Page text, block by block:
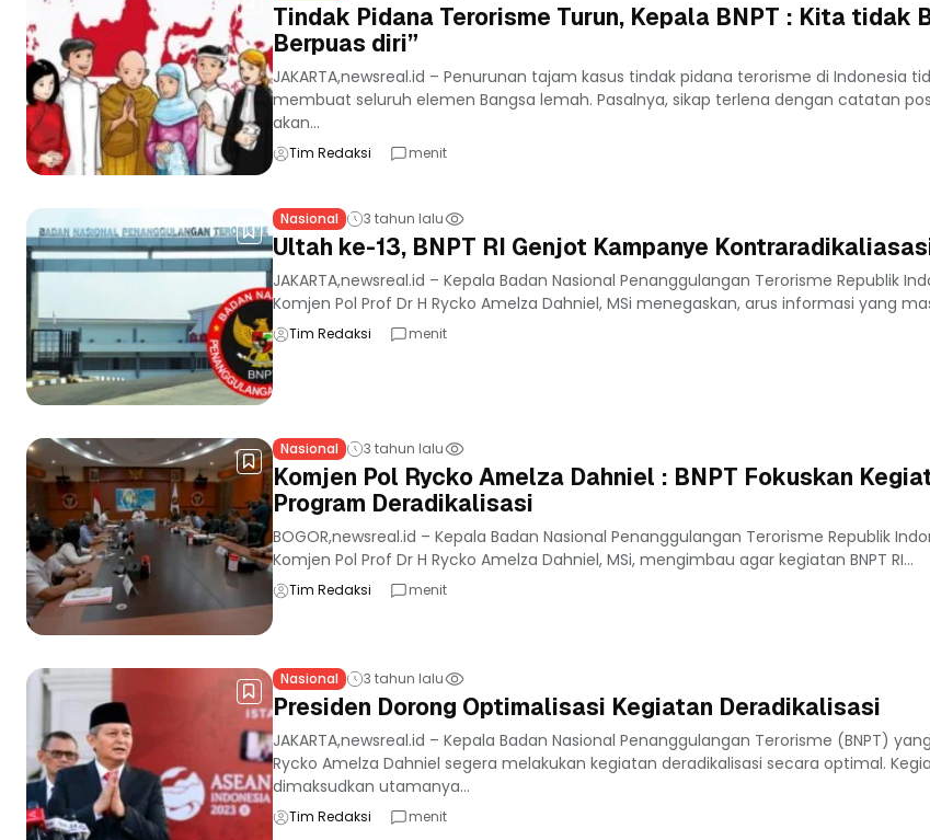
Tindak Pidana Terorisme Turun, Kepala BNPT : Kita tidak
Berpuas diri”
JAKARTA,newsreal.id – Penurunan tajam kasus tindak pidana terorisme di Indonesia
membuat seluruh elemen Bangsa lemah. Pasalnya, sikap terlena dengan catatan
akan...
Tim Redaksi menit
Nasional 3 tahun lalu
Ultah ke-13, BNPT RI Genjot Kampanye
JAKARTA,newsreal.id – Kepala Badan Nasional Penanggulangan Terorisme Republik
Komjen Pol Prof Dr H Rycko Amelza Dahniel, MSi menegaskan, arus informasi yang
Tim Redaksi menit
Nasional 3 tahun lalu
Komjen Pol Rycko Amelza Dahniel : BNPT Fokuskan
Program Deradikalisasi
BOGOR,newsreal.id – Kepala Badan Nasional Penanggulangan Terorisme Republik
Komjen Pol Prof Dr H Rycko Amelza Dahniel, MSi, mengimbau agar kegiatan BNPT RI...
Tim Redaksi menit
Nasional 3 tahun lalu
Presiden Dorong Optimalisasi Kegiatan Deradikalisasi
JAKARTA,newsreal.id – Kepala Badan Nasional Penanggulangan Terorisme (BNPT)
Rycko Amelza Dahniel segera melakukan kegiatan deradikalisasi secara optimal.
dimaksudkan utamanya...
Tim Redaksi menit